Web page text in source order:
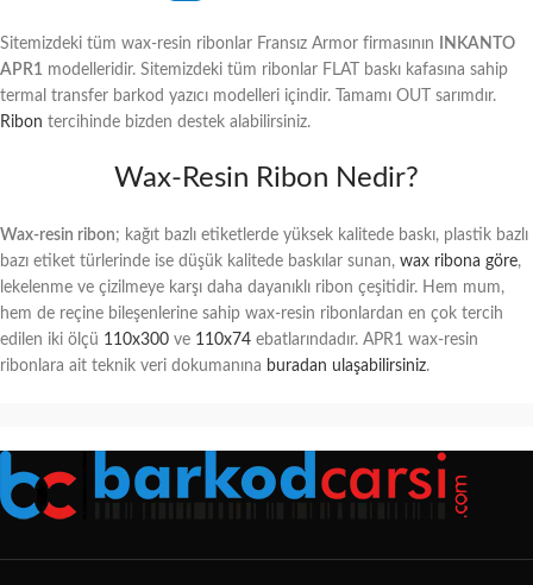
Sitemizdeki tüm wax-resin ribonlar Fransız Armor firmasının
INKANTO
APR1 modelleridir. Sitemizdeki tüm ribonlar FLAT baskı kafasına sahip
termal transfer barkod yazıcı modelleri içindir. Tamamı OUT sarımdır.
Ribon tercihinde bizden destek alabilirsiniz.
Wax-Resin Ribon Nedir?
Wax-resin ribon; kağıt bazlı etiketlerde yüksek kalitede baskı, plastik bazlı
bazı etiket türlerinde ise düşük kalitede baskılar sunan, wax ribona göre,
lekelenme ve çizilmeye karşı daha dayanıklı ribon çeşitidir. Hem mum,
hem de reçine bileşenlerine sahip wax-resin ribonlardan en çok tercih
edilen iki ölçü 110x300 ve 110x74 ebatlarındadır. APR1 wax-resin
ribonlara ait teknik veri dokumanına buradan ulaşabilirsiniz.